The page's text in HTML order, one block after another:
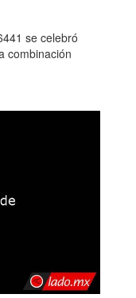
se celebró
combinación